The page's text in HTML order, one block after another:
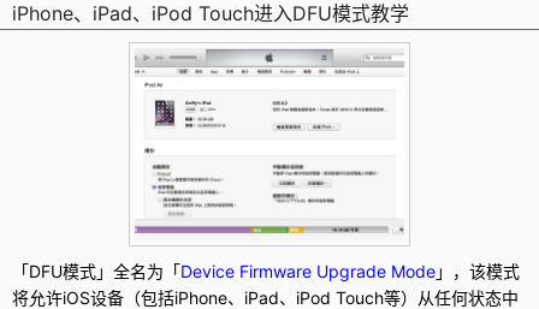
iPhone、iPad、iPod Touch进入DFU模式教学
「DFU模式」全名为「Device Firmware Upgrade Mode」，该模式
将允许iOS设备（包括iPhone、 iPad、 iPod Touch等）从任何状态中